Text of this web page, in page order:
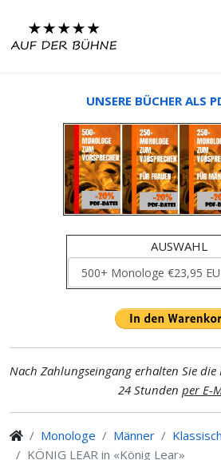
UNSERE BÜCHER ALS
AUSWAHL
Nach Zahlungseingang erhalten Sie die
24 Stunden per E-
Monologe Männer
Klassisch
KÖNIG LEAR in «König Lear»